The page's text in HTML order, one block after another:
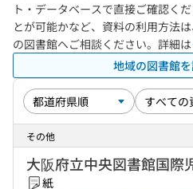
ト・データベースで直接ご確認く
とが可能かなど、資料の利用方法
の図書館へご相談ください。詳細は
地域の図書館
その他
大阪府立中央図書館国際
紙